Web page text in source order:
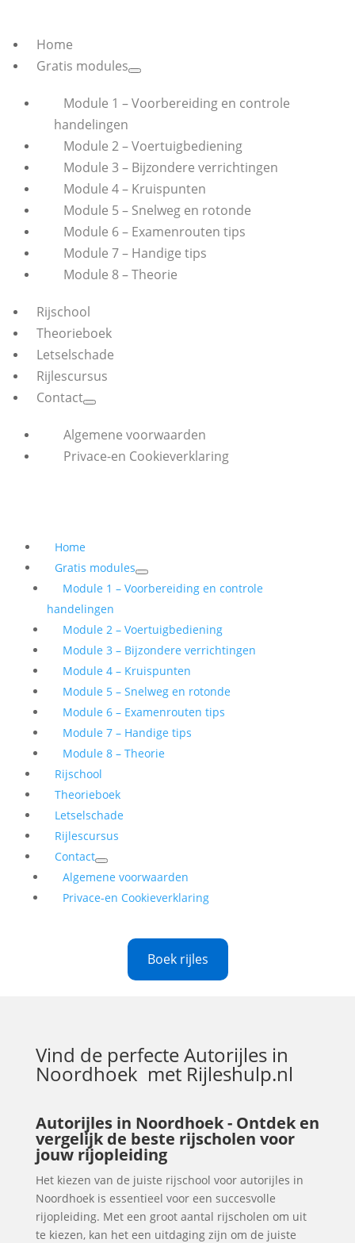
Home
Gratis modules
Module 1 – Voorbereiding en controle
handelingen
Module 2 – Voertuigbediening
Module 3 – Bijzondere verrichtingen
Module 4 – Kruispunten
Module 5 – Snelweg en rotonde
Module 6 – Examenrouten tips
Module 7 – Handige tips
Module 8 – Theorie
Rijschool
Theorieboek
Letselschade
Rijlescursus
Contact
Algemene voorwaarden
Privace-en Cookieverklaring
Home
Gratis modules
Module 1 – Voorbereiding en controle
handelingen
Module 2 – Voertuigbediening
Module 3 – Bijzondere verrichtingen
Module 4 – Kruispunten
Module 5 – Snelweg en rotonde
Module 6 – Examenrouten tips
Module 7 – Handige tips
Module 8 – Theorie
Rijschool
Theorieboek
Letselschade
Rijlescursus
Contact
Algemene voorwaarden
Privace-en Cookieverklaring
Boek rijles
Vind de perfecteAutorijles in
Noordhoek met Rijleshulp.nl
Autorijles in Noordhoek - Ontdek en
vergelijk de beste rijscholen voor
jouw rijopleiding
Het kiezen van de juiste rijschool voor autorijles in
Noordhoek is essentieel voor een succesvolle
rijopleiding. Met een groot aantal rijscholen om uit
te kiezen, kan het een uitdaging zijn om de juiste